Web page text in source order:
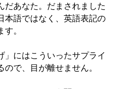
あなた。だまされました
本語ではなく、英語表記の
。
にはこういったサプライ
で、目が離せません。